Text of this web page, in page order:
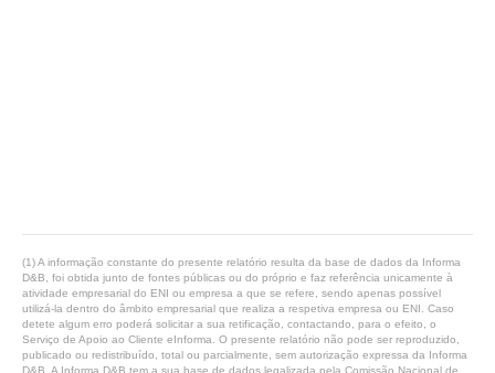
(1) A informação constante do presente relatório resulta da base de dados da Informa
D&B, foi obtida junto de fontes públicas ou do próprio e faz referência unicamente à
atividade empresarial do ENI ou empresa a que se refere, sendo apenas possível
utilizá-la dentro do âmbito empresarial que realiza a respetiva empresa ou ENI. Caso
detete algum erro poderá solicitar a sua retificação, contactando, para o efeito, o
Serviço de Apoio ao Cliente eInforma. O presente relatório não pode ser reproduzido,
publicado ou redistribuído, total ou parcialmente, sem autorização expressa da Informa
D&B. A Informa D&B tem a sua base de dados legalizada pela Comissão Nacional de